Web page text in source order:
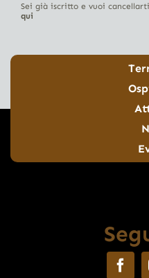
Sei già iscritto e vuoi
qui